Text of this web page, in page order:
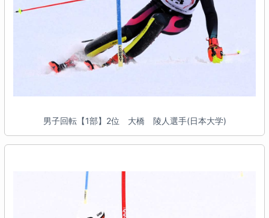
男子回転【1部】2位 大橋 陵人選手(日本大学)